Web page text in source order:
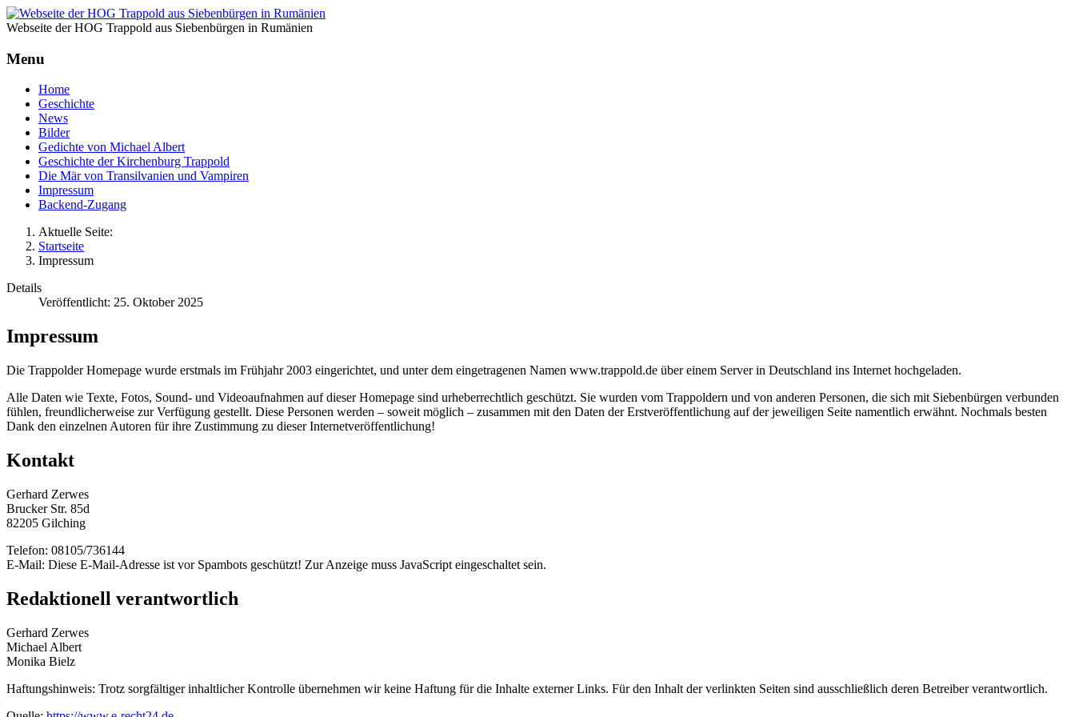
Webseite der HOG Trappold aus Siebenbürgen in Rumänien
Menu
Home
Geschichte
News
Bilder
Gedichte von Michael Albert
Geschichte der Kirchenburg Trappold
Die Mär von Transilvanien und Vampiren
Impressum
Backend-Zugang
Aktuelle Seite:
Startseite
Impressum
Details
Veröffentlicht: 25. Oktober 2025
Impressum
Die Trappolder Homepage wurde erstmals im Frühjahr 2003 eingerichtet, und unter dem eingetragenen Namen www.trappold.de über einem Server in Deutschland ins Internet hochgeladen.
Alle Daten wie Texte, Fotos, Sound- und Videoaufnahmen auf dieser Homepage sind urheberrechtlich geschützt. Sie wurden vom Trappoldern und von anderen Personen, die sich mit Siebenbürgen verbunden
fühlen, freundlicherweise zur Verfügung gestellt. Diese Personen werden – soweit möglich – zusammen mit den Daten der Erstveröffentlichung auf der jeweiligen Seite namentlich erwähnt. Nochmals besten
Dank den einzelnen Autoren für ihre Zustimmung zu dieser Internetveröffentlichung!
Kontakt
Gerhard Zerwes
Brucker Str. 85d
82205 Gilching
Telefon: 08105/736144
E-Mail: Diese E-Mail-Adresse ist vor Spambots geschützt! Zur Anzeige muss JavaScript eingeschaltet sein.
Redaktionell verantwortlich
Gerhard Zerwes
Michael Albert
Monika Bielz
Haftungshinweis: Trotz sorgfältiger inhaltlicher Kontrolle übernehmen wir keine Haftung für die Inhalte externer Links. Für den Inhalt der verlinkten Seiten sind ausschließlich deren Betreiber verantwortlich.